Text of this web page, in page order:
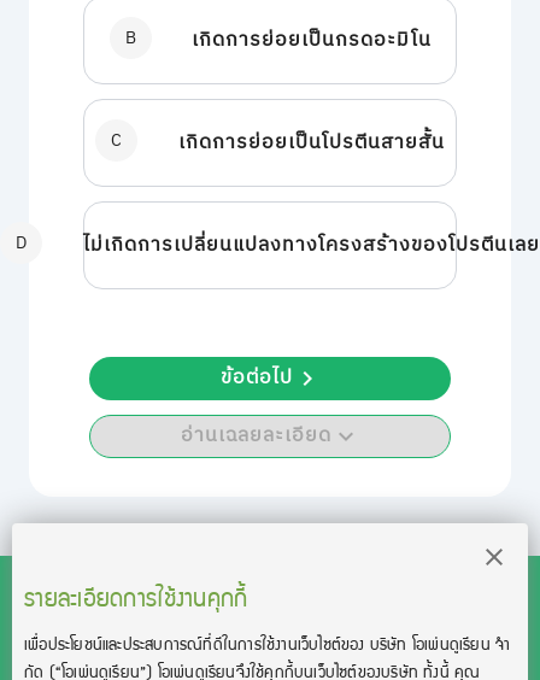
B เกิดการย่อยเป็นกรดอะมิโน
C เกิดการย่อยเป็นโปรตีนสายสั้น
D ไม่เกิดการเปลี่ยนแปลงทางโครงสร้างของโปรตีนเลย
อ่านเฉลยละเอียด
ข้อต่อไป
รายละเอียดการใช้งานคุกกี้
เพื่อประโยชน์และประสบการณ์ที่ดีในการใช้งานเว็บไซต์ของ บริษัท โอเพ่นดูเรียน จํา
กัด (“โอเพ่นดูเรียน”)โอเพ่นดูเรียนจึงใช้คุกกี้บนเว็บไซต์ของบริษัท ทั้งนี้ คุณ
สงวนลิขสิทธิ์โดย บริษัท โอเพ่นดูเรียน จำกัด 2021 ©︎ OpenDurian